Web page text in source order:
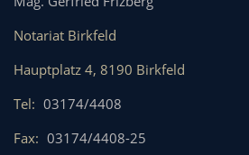
Notariat Birkfeld
Hauptplatz 4, 8190 Birkfeld
Tel: 03174/4408
Fax: 03174/4408-25